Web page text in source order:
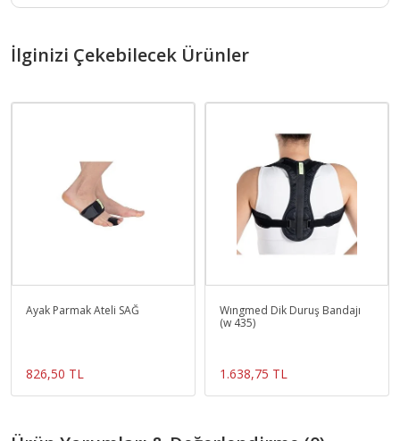
İlginizi Çekebilecek Ürünler
Ayak Parmak Ateli SAĞ
826,50 TL
Wıngmed Dik Duruş Bandajı
(w 435)
1.638,75 TL